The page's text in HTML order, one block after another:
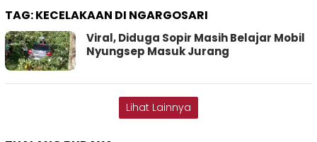
TAG:KECELAKAAN DI NGARGOSARI
Viral, Diduga Sopir Masih Belajar Mobil
Nyungsep Masuk Jurang
Lihat Lainnya